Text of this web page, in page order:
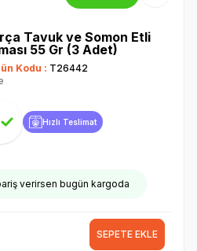
Tavuk ve Somon Etli
55 Gr (3 Adet)
Kodu : T26442
Hızlı Teslimat
verirsen bugün kargoda
SEPETE EKLE